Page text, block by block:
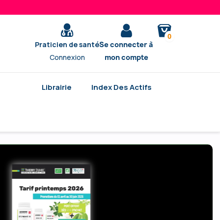
Praticien de santé
Connexion
Se connecter à
mon compte
0
Librairie Index Des Actifs